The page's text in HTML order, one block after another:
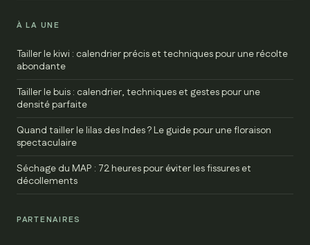
À LA UNE
Tailler le kiwi : calendrier précis et techniques pour une récolte
abondante
Tailler le buis : calendrier, techniques et gestes pour une
densité parfaite
Quand tailler le lilas des Indes ? Le guide pour une floraison
spectaculaire
Séchage du MAP : 72 heures pour éviter les fissures et
décollements
PARTENAIRES